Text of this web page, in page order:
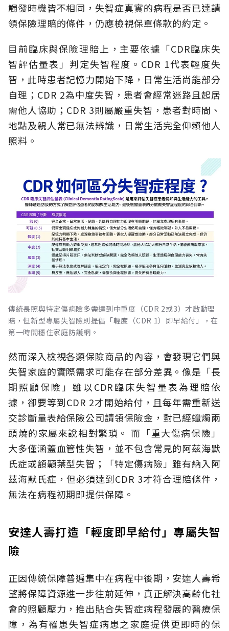
觸發時機皆不相同，失智症真實的病程是否已達請
領保險理賠的條件，仍應檢視保單條款的約定。
目前臨床與保險理賠上，主要依據「CDR臨床失
智評估量表」判定失智程度。CDR 1代表輕度失
智，此時患者記憶力開始下降，日常生活尚能部分
自理；CDR 2為中度失智，患者會經常迷路且起居
需他人協助；CDR 3則屬嚴重失智，患者對時間、
地點及親人常已無法辨識，日常生活完全仰賴他人
照料。
傳統長照與特定傷病險多需達到中重度（CDR 2或3）才啟動理
賠，但新型專屬失智險則提倡「輕度（CDR 1）即早給付」，在
第一時間穩住家庭防護網。
然而深入檢視各類保險商品的內容，會發現它們與
失智家庭的實際需求可能存在部分差異。像是「長
期照顧保險」雖以CDR臨床失智量表為理賠依
據，卻要等到CDR 2才開始給付，且每年需重新送
交診斷量表給保險公司請領保險金，對已經蠟燭兩
頭燒的家屬來說相對繁瑣。 而「重大傷病保險」
大多僅涵蓋血管性失智，並不包含常見的阿茲海默
氏症或額顳葉型失智；「特定傷病險」雖有納入阿
茲海默氏症，但必須達到CDR 3才符合理賠條件，
無法在病程初期即提供保障。
安達人壽打造「輕度即早給付」專屬失智
險
正因傳統保障普遍集中在病程中後期，安達人壽希
望將保障資源進一步往前延伸，真正解決高齡化社
會的照顧壓力，推出貼合失智症病程發展的醫療保
障，為有罹患失智症病患之家庭提供更即時的保